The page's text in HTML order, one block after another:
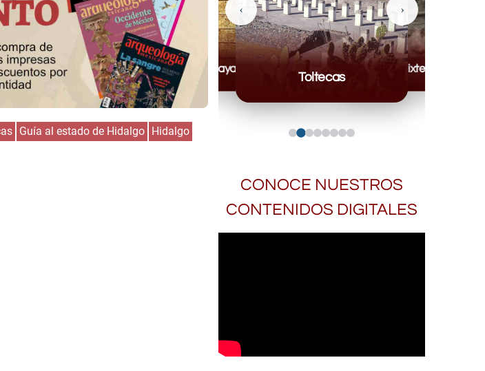
Guía al estado de Hidalgo Hidalgo
Mayas
Toltecas
Mixteca
Huasteca
Olmecas
‹ ›
CONOCE NUESTROS
CONTENIDOS DIGITALES